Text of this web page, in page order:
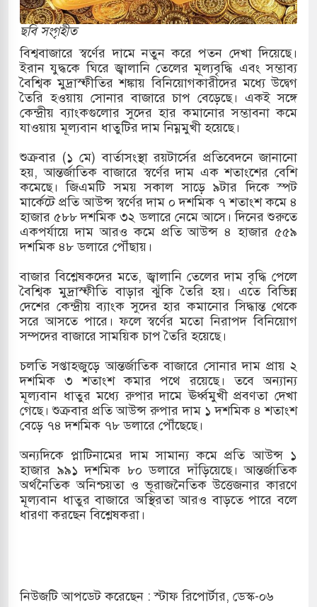
ছাড়লেন জনপ্রিয় ভারতীয় সাংবাদিক ময়ূখ রঞ্জন
অ্যারেস্ট আবেদন, বরগুনার এসআইয়ের বিরুদ্ধে
জাদুঘর নতুন বাংলাদেশের পথচলার কেন্দ্র হবে: ড.
বিভিন্ন খাতে সৌদির বিনিয়োগের আহবান প্রধানমন্ত্রীর
হামলায় ছাত্রদল ও ছাত্রলীগের আচরণ ইসরায়েলের
পথে ইসরায়েলীরা,হাতছাড়ার ঝুঁকিতে জরুরি
পাহাড়ি ঢলে ফুঁসে উঠেছে তিস্তা
মুক্তির দাবিতে পাকিস্তানজুড়ে পিটিআইয়ের আজ
কোরিয়ার ক্ষেপণাস্ত্র ইউনিট মোতায়েন করা হয়েছে:
ছবি সংগৃহীত
বিশ্ববাজারে স্বর্ণের দামে নতুন করে পতন দেখা দিয়েছে।
ইরান যুদ্ধকে ঘিরে জ্বালানি তেলের মূল্যবৃদ্ধি এবং সম্ভাব্য
বৈশ্বিক মুদ্রাস্ফীতির শঙ্কায় বিনিয়োগকারীদের মধ্যে উদ্বেগ
তৈরি হওয়ায় সোনার বাজারে চাপ বেড়েছে। একই সঙ্গে
কেন্দ্রীয় ব্যাংকগুলোর সুদের হার কমানোর সম্ভাবনা কমে
যাওয়ায় মূল্যবান ধাতুটির দাম নিম্নমুখী হয়েছে।
শুক্রবার (১ মে) বার্তাসংস্থা রয়টার্সের প্রতিবেদনে জানানো
হয়, আন্তর্জাতিক বাজারে স্বর্ণের দাম এক শতাংশের বেশি
কমেছে। জিএমটি সময় সকাল সাড়ে ৯টার দিকে স্পট
মার্কেটে প্রতি আউন্স স্বর্ণের দাম ০ দশমিক ৭ শতাংশ কমে ৪
হাজার ৫৮৮ দশমিক ৩২ ডলারে নেমে আসে। দিনের শুরুতে
একপর্যায়ে দাম আরও কমে প্রতি আউন্স ৪ হাজার ৫৫৯
দশমিক ৪৮ ডলারে পৌঁছায়।
বাজার বিশ্লেষকদের মতে, জ্বালানি তেলের দাম বৃদ্ধি পেলে
বৈশ্বিক মুদ্রাস্ফীতি বাড়ার ঝুঁকি তৈরি হয়। এতে বিভিন্ন
দেশের কেন্দ্রীয় ব্যাংক সুদের হার কমানোর সিদ্ধান্ত থেকে
সরে আসতে পারে। ফলে স্বর্ণের মতো নিরাপদ বিনিয়োগ
সম্পদের বাজারে সাময়িক চাপ তৈরি হয়েছে।
চলতি সপ্তাহজুড়ে আন্তর্জাতিক বাজারে সোনার দাম প্রায় ২
দশমিক ৩ শতাংশ কমার পথে রয়েছে। তবে অন্যান্য
মূল্যবান ধাতুর মধ্যে রুপার দামে ঊর্ধ্বমুখী প্রবণতা দেখা
গেছে। শুক্রবার প্রতি আউন্স রুপার দাম ১ দশমিক ৪ শতাংশ
বেড়ে ৭৪ দশমিক ৭৮ ডলারে পৌঁছেছে।
অন্যদিকে প্লাটিনামের দাম সামান্য কমে প্রতি আউন্স ১
হাজার ৯৯১ দশমিক ৮০ ডলারে দাঁড়িয়েছে। আন্তর্জাতিক
অর্থনৈতিক অনিশ্চয়তা ও ভূরাজনৈতিক উত্তেজনার কারণে
মূল্যবান ধাতুর বাজারে অস্থিরতা আরও বাড়তে পারে বলে
ধারণা করছেন বিশ্লেষকরা।
নিউজটি আপডেট করেছেন : স্টাফ রিপোর্টার, ডেস্ক-০৬